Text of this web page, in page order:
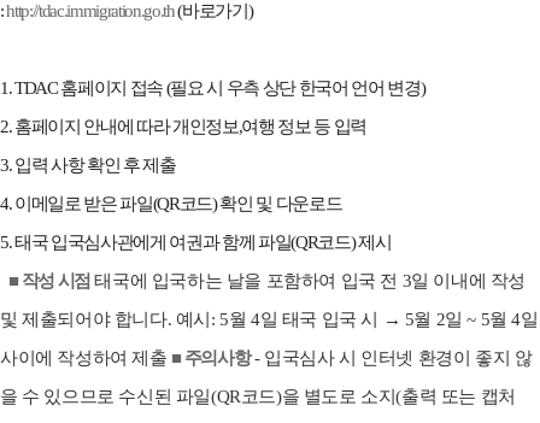
:http://tdac.immigration.go.th(바로가기)
1. TDAC 홈페이지 접속 (필요 시 우측 상단 한국어 언어 변경)
2. 홈페이지 안내에 따라 개인정보,여행 정보 등 입력
3. 입력 사항 확인 후 제출
4. 이메일로 받은 파일(QR코드) 확인 및 다운로드
5. 태국 입국심사관에게 여권과 함께 파일(QR코드) 제시
■ 작성 시점 태국에 입국하는 날을 포함하여 입국 전 3일 이내에 작성
및 제출되어야 합니다. 예시: 5월 4일 태국 입국 시 → 5월 2일 ~ 5월 4일
사이에 작성하여 제출 ■ 주의사항- 입국심사 시 인터넷 환경이 좋지 않
을 수 있으므로 수신된 파일(QR코드)을 별도로 소지(출력 또는 캡처